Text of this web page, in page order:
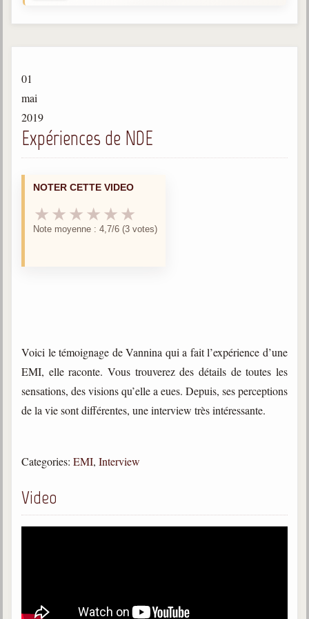
Divaldo Franco
Bibliothèque
Bibliothèque spirite
Documents
Citations
Maximes
Diaporamas
Enseignement
Cours dispensés au Centre
01
mai
2019
Expériences de NDE
NOTER CETTE VIDEO
★ ★ ★ ★ ★ ★
Note moyenne : 4,7/6 (3 votes)
Voici le témoignage de Vannina qui a fait l’expérience d’une
EMI, elle raconte. Vous trouverez des détails de toutes les
sensations, des visions qu’elle a eues. Depuis, ses perceptions
de la vie sont différentes, une interview très intéressante.
Categories: EMI, Interview
Video